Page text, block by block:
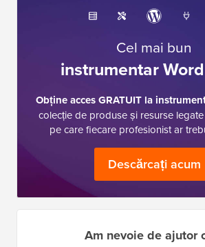
Cel mai bun
instrumentar
Obține acces GRATUIT la
colecție de produse și resurse
pe care fiecare profesionist ar
Descărcați acum
Am nevoie de ajutor